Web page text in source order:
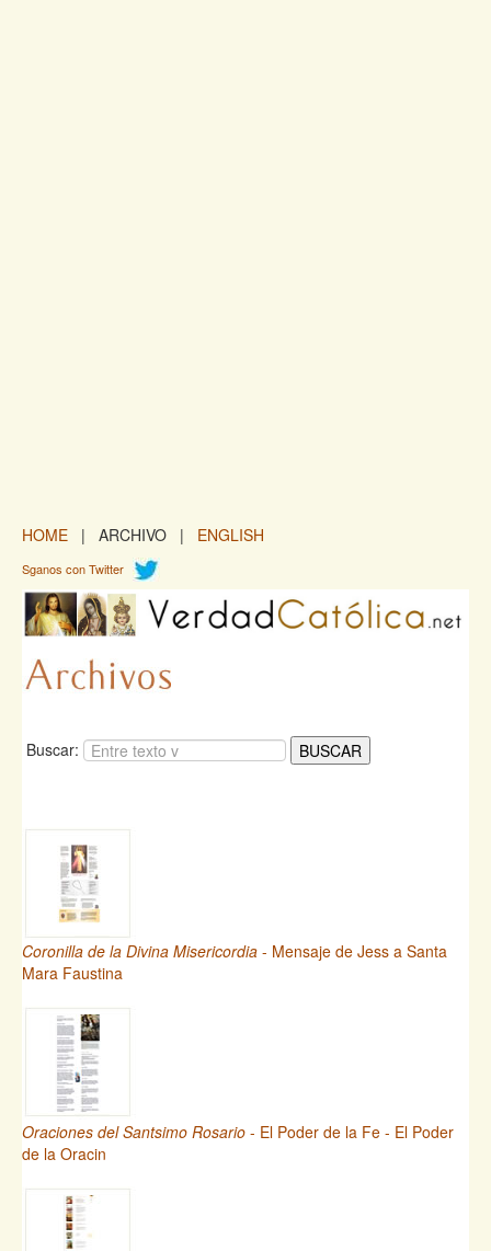
HOME | ARCHIVO | ENGLISH
Sganos con Twitter
Buscar:
Coronilla de la Divina Misericordia - Mensaje de Jess a Santa
Mara Faustina
Oraciones del Santsimo Rosario - El Poder de la Fe - El Poder
de la Oracin